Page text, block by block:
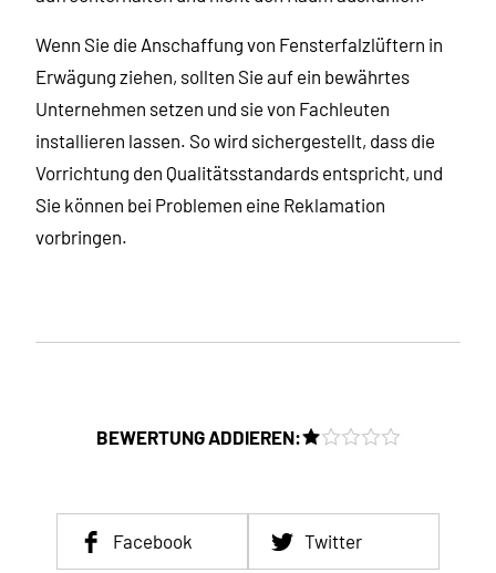
Wenn Sie die Anschaffung von Fensterfalzlüftern in
Erwägung ziehen, sollten Sie auf ein bewährtes
Unternehmen setzen und sie von Fachleuten
installieren lassen. So wird sichergestellt, dass die
Vorrichtung den Qualitätsstandards entspricht, und
Sie können bei Problemen eine Reklamation
vorbringen.
BEWERTUNG ADDIEREN:
Facebook Twitter